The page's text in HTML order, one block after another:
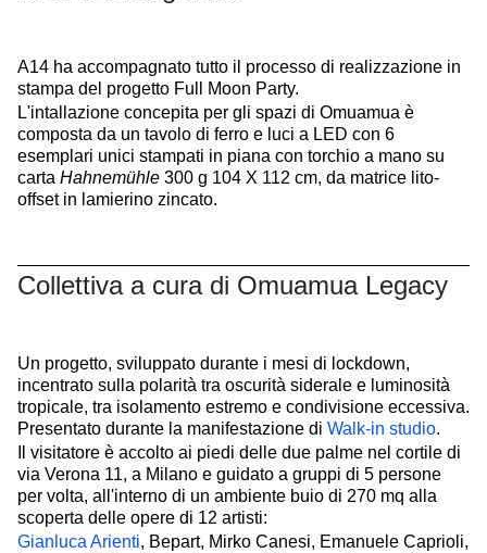
A14 ha accompagnato tutto il processo di realizzazione in
stampa del progetto Full Moon Party.
L'intallazione concepita per gli spazi di Omuamua è
composta da un tavolo di ferro e luci a LED con 6
esemplari unici stampati in piana con torchio a mano su
carta Hahnemühle 300 g 104 X 112 cm, da matrice lito-
offset in lamierino zincato.
Collettiva a cura di Omuamua Legacy
Un progetto, sviluppato durante i mesi di lockdown,
incentrato sulla polarità tra oscurità siderale e luminosità
tropicale, tra isolamento estremo e condivisione eccessiva.
Presentato durante la manifestazione di Walk-in studio.
Il visitatore è accolto ai piedi delle due palme nel cortile di
via Verona 11, a Milano e guidato a gruppi di 5 persone
per volta, all'interno di un ambiente buio di 270 mq alla
scoperta delle opere di 12 artisti:
Gianluca Arienti, Bepart, Mirko Canesi, Emanuele Caprioli,